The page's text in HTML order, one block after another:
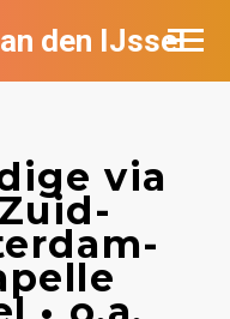
den IJssel
via